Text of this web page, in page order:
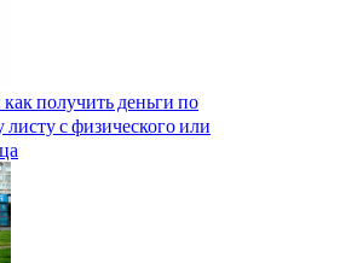
получить деньги по
с физического или